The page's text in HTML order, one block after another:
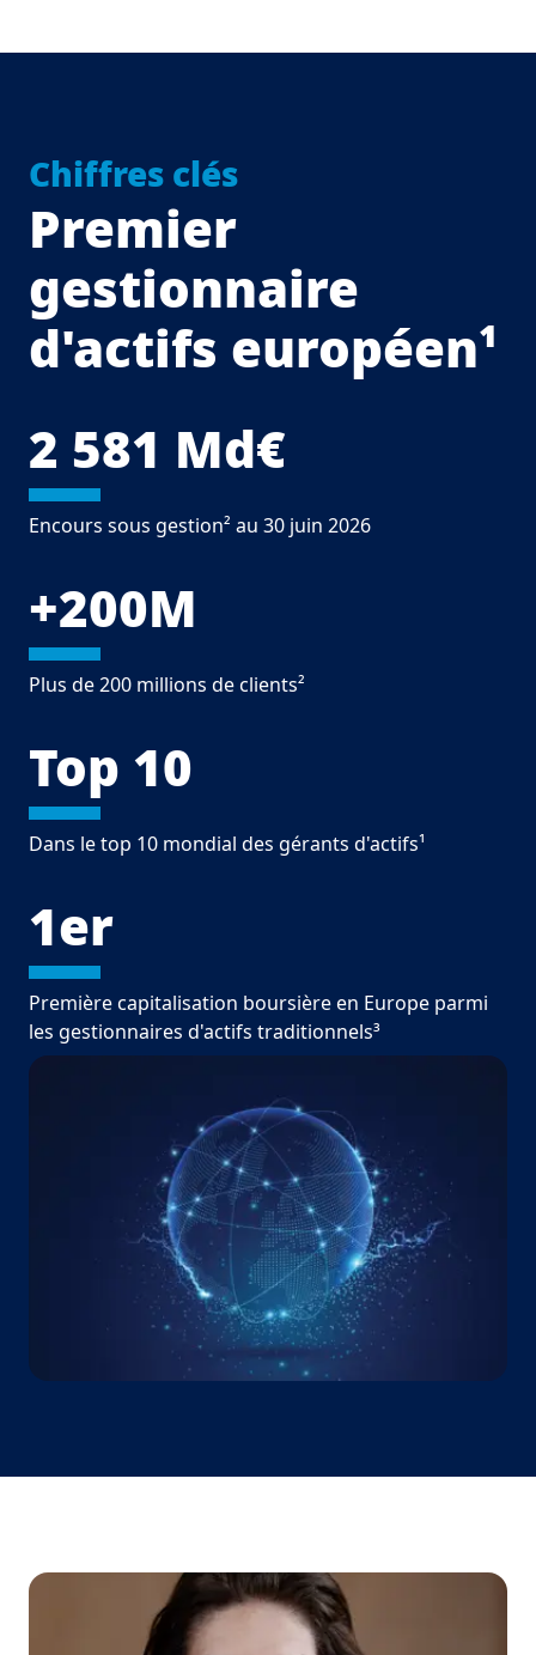
Chiffres clés
Premier
gestionnaire
d'actifs européen¹
2 581 Md€
Encours sous gestion² au 30 juin 2026
+200M
Plus de 200 millions de clients²
Top 10
Dans le top 10 mondial des gérants d'actifs¹
1er
Première capitalisation boursière en Europe parmi
les gestionnaires d'actifs traditionnels³